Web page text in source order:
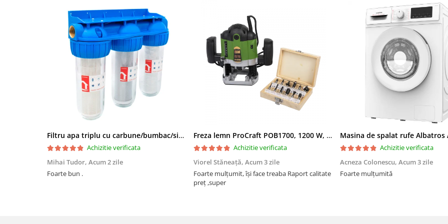
Filtru apa triplu cu carbune/bumbac/sita 3x3/4"*10
Achizitie verificata
Mihai Tudor, Acum 2 zile
Foarte bun .
Freza lemn ProCraft POB1700, 1200 W, 2600 Rpm cu 12 freze pentru lemn incluse in pachet
Achizitie verificata
Viorel Stăneață, Acum 3 zile
Foarte mulțumit, își face treaba Raport calitate
preț ,super
Achizitie verificata
Acneza Colonescu, Acum 3 zile
Foarte mulțumită